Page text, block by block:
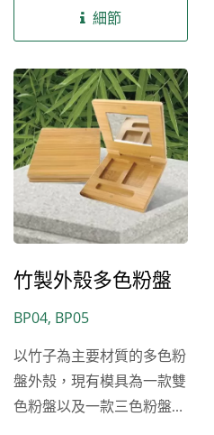
套入竹子外殼，唇蜜瓶和睫
毛膏瓶是以PETG瓶身搭配
座，三款瓶子適用眼線液、
唇蜜、唇釉、眼睫毛膏等液
體類品項。 除了現有公版
的自然竹外殼唇蜜瓶包材
外，樂美化粧品提供其客製
化模具服務，以及後加工服
務包括噴漆、燙金、印刷
等，讓您可以創造出屬於自
己品牌風格的自然竹外殼唇
蜜瓶包材，滿足無論是品牌
細節
竹製外殼多色粉盤
BP04, BP05
以竹子為主要材質的多色粉
盤外殼，現有模具為一款雙
色粉盤以及一款三色粉盤，